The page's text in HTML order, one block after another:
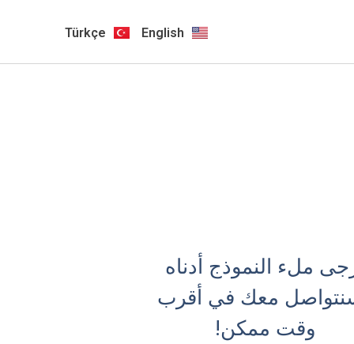
English
Türkçe
ملء النموذج أدناه
معك في أقرب
وقت ممكن!